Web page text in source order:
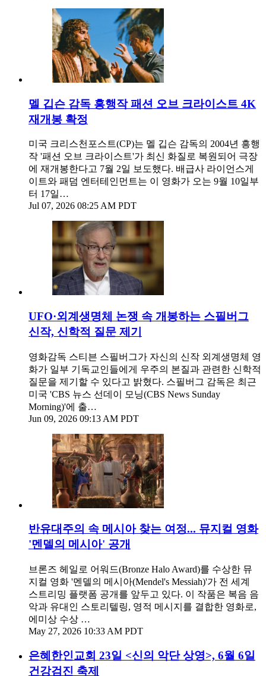
멜 깁슨 감독 흥행작 패션 오브 크라이스트 4K
재개봉 확정
미국 크리스천포스트(CP)는 멜 깁슨 감독의 2004년 흥행
작 '패션 오브 크라이스트'가 최신 화질로 복원되어 극장
에 재개봉한다고 7월 2일 보도했다. 배급사 라이언스게
이트와 패덤 엔터테인먼트는 이 영화가 오는 9월 10일부
터 17일…
Jul 07, 2026 08:25 AM PDT
UFO·외계생명체 논쟁 속 개봉하는 스필버그
신작, 신학적 질문 제기
영화감독 스티븐 스필버그가 자신의 신작 외계생명체 영
화가 일부 기독교인들에게 우주의 본질과 관련한 신학적
질문을 제기할 수 있다고 밝혔다. 스필버그 감독은 최근
미국 'CBS 뉴스 선데이 모닝(CBS News Sunday
Morning)'에 출…
Jun 09, 2026 09:13 AM PDT
반유대주의 속 메시아 찾는 여정... 뮤지컬 영화
'멘델의 메시아' 공개
브론즈 헤일로 어워드(Bronze Halo Award)를 수상한 뮤
지컬 영화 '멘델의 메시아(Mendel's Messiah)'가 전 세계
스트리밍 플랫폼 공개를 앞두고 있다. 이 작품은 복음 음
악과 유대인 스토리텔링, 영적 메시지를 결합한 영화로,
에미상 수상 …
May 27, 2026 10:33 AM PDT
은혜한인교회 23일 <신의 악단 상영>, 6월 6일
건강검진 축제